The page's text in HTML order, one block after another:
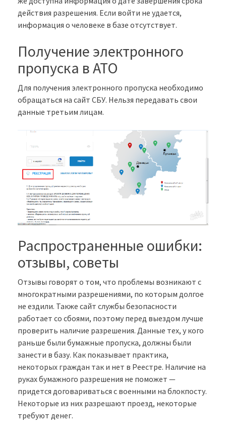
действия разрешения. Если войти не удается,
информация о человеке в базе отсутствует.
Получение электронного
пропуска в АТО
Для получения электронного пропуска необходимо
обращаться на сайт СБУ. Нельзя передавать свои
данные третьим лицам.
Распространенные ошибки:
отзывы, советы
Отзывы говорят о том, что проблемы возникают с
многократными разрешениями, по которым долгое
не ездили. Также сайт службы безопасности
работает со сбоями, поэтому перед выездом лучше
проверить наличие разрешения. Данные тех, у кого
раньше были бумажные пропуска, должны были
занести в базу. Как показывает практика,
некоторых граждан так и нет в Реестре. Наличие на
руках бумажного разрешения не поможет —
придется договариваться с военными на блокпосту.
Некоторые из них разрешают проезд, некоторые
требуют денег.